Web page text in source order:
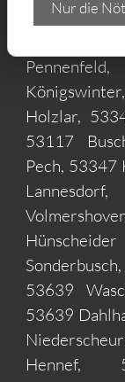
Holzlar,
53117
Pech, 53347
53639
53639
Hennef,
Nur die